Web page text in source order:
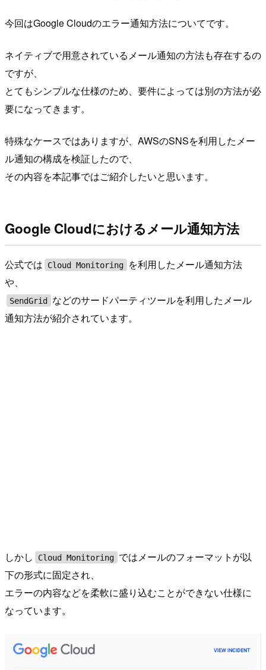
今回はGoogle Cloudのエラー通知方法についてです。
ネイティブで用意されているメール通知の方法も存在するの
ですが、
とてもシンプルな仕様のため、要件によっては別の方法が必
要になってきます。
特殊なケースではありますが、AWSのSNSを利用したメー
ル通知の構成を検証したので、
その内容を本記事ではご紹介したいと思います。
Google Cloudにおけるメール通知方法
公式では Cloud Monitoring
を利用したメール通知方法
や、
SendGrid などのサードパーティツールを利用したメール
通知方法が紹介されています。
しかし Cloud Monitoring ではメールのフォーマットが以
下の形式に固定され、
エラーの内容などを柔軟に盛り込むことができない仕様に
なっています。